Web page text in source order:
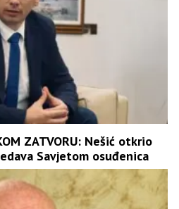
ZATVORU: Nešić otkrio
Savjetom osuđenica